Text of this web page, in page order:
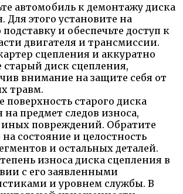
автомобиль к демонтажу диска
Для этого установите на
и обеспечьте доступ к
двигателя и трансмиссии.
сцепления и аккуратно
старый диск сцепления,
внимание на защите себя от
травм.
поверхность старого диска
на предмет следов износа,
повреждений. Обратите
состояние и целостность
и остальных деталей.
износа диска сцепления в
с его заявленными
и уровнем службы. В